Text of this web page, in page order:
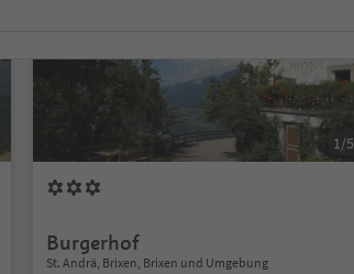
1/5
Burgerhof
St. Andrä, Brixen, Brixen und Umgebung